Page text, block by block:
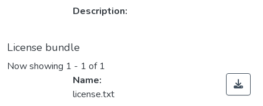
Description:
License bundle
Now showing 1 - 1 of 1
Name:
license.txt